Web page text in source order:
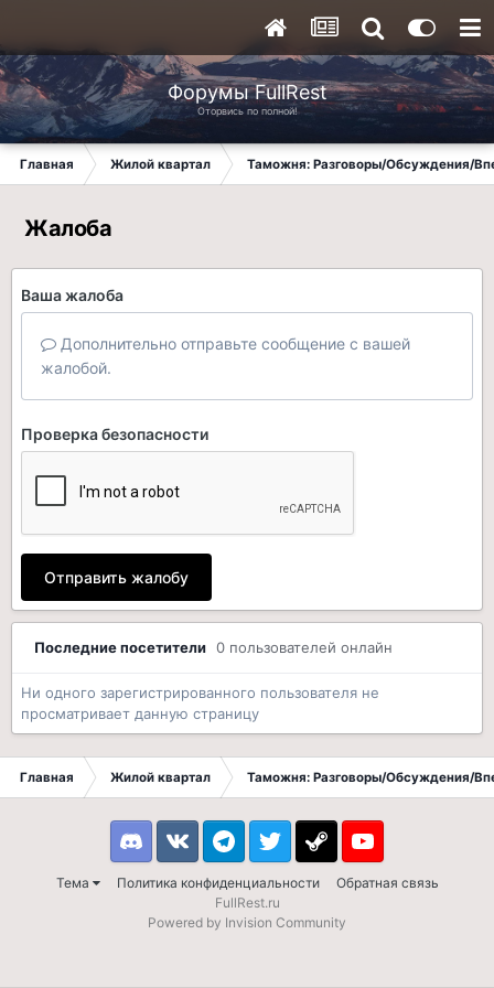
Форумы FullRest
Оторвись по полной!
Главная Жилой квартал Таможня: Разговоры/Обсуждения/
Жалоба
Ваша жалоба
Дополнительно отправьте сообщение с вашей
жалобой.
Проверка безопасности
Отправить жалобу
Последние посетители 0 пользователей онлайн
Ни одного зарегистрированного пользователя не
просматривает данную страницу
Главная Жилой квартал Таможня: Разговоры/Обсуждения/
Тема Политика конфиденциальности Обратная связь
DiscordVK TelegramTwitter Steam Youtube
FullRest.ru
Powered by Invision Community